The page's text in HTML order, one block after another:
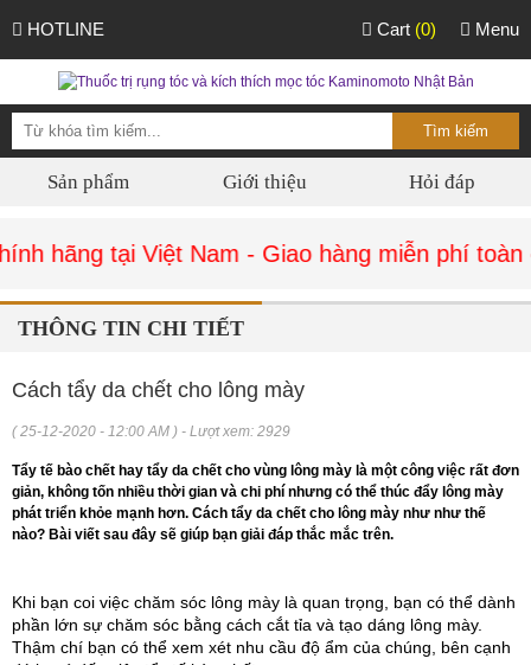
HOTLINE Menu
Cart (0)
Sản phẩm Giới thiệu Hỏi đáp
hãng tại Việt Nam - Giao hàng miễn phí toàn
THÔNG TIN CHI TIẾT
Cách tẩy da chết cho lông mày
( 25-12-2020 - 12:00 AM ) - Lượt xem: 2929
Tẩy tế bào chết hay tẩy da chết cho vùng lông mày là một công việc rất đơn
giản, không tốn nhiều thời gian và chi phí nhưng có thể thúc đẩy lông mày
phát triển khỏe mạnh hơn. Cách tẩy da chết cho lông mày như như thế
nào? Bài viết sau đây sẽ giúp bạn giải đáp thắc mắc trên.
Khi bạn coi việc chăm sóc lông mày là quan trọng, bạn có thể dành
phần lớn sự chăm sóc bằng cách cắt tỉa và tạo dáng lông mày.
Thậm chí bạn có thể xem xét nhu cầu độ ẩm của chúng, bên cạnh